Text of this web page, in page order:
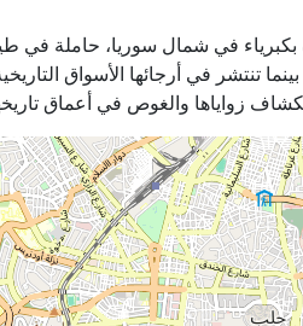
في شمال سوريا، حاملة في
في أرجائها الأسواق
زواياها والغوص في أعماق